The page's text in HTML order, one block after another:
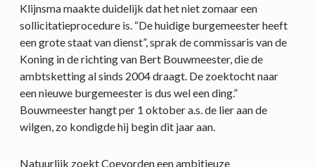
Klijnsma maakte duidelijk dat het niet zomaar een
sollicitatieprocedure is. “De huidige burgemeester heeft
een grote staat van dienst”, sprak de commissaris van de
Koning in de richting van Bert Bouwmeester, die de
ambtsketting al sinds 2004 draagt. De zoektocht naar
een nieuwe burgemeester is dus wel een ding.”
Bouwmeester hangt per 1 oktober a.s. de lier aan de
wilgen, zo kondigde hij begin dit jaar aan.
Natuurlijk zoekt Coevorden een ambitieuze